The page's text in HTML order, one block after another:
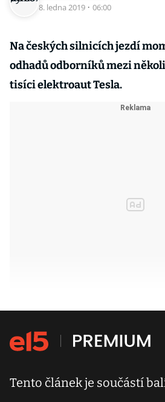
8. ledna 2019 · 06:00
Na českých silnicích jezdí
odhadů odborníků mezi
tisíci elektroaut Tesla.
Tento článek je součástí